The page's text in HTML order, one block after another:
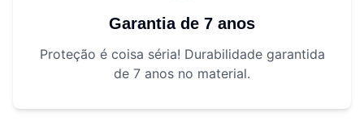
Garantia de 7 anos
Proteção é coisa séria! Durabilidade garantida
de 7 anos no material.